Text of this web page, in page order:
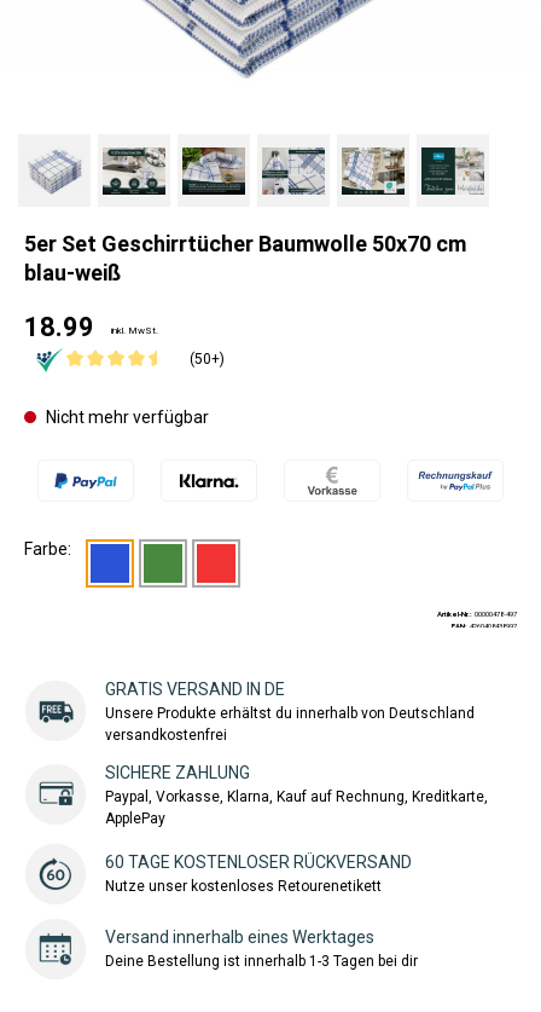
5er Set Geschirrtücher Baumwolle 50x70 cm
blau-weiß
18.99 inkl. MwSt.
(50+)
Nicht mehr verfügbar
Farbe:
Artikel-Nr.: 00000478-497
EAN: 4260408438997
GRATIS VERSAND IN DE
Unsere Produkte erhältst du innerhalb von Deutschland
versandkostenfrei
SICHERE ZAHLUNG
Paypal, Vorkasse, Klarna, Kauf auf Rechnung, Kreditkarte,
ApplePay
60 TAGE KOSTENLOSER RÜCKVERSAND
Nutze unser kostenloses Retourenetikett
Versand innerhalb eines Werktages
Deine Bestellung ist innerhalb 1-3 Tagen bei dir